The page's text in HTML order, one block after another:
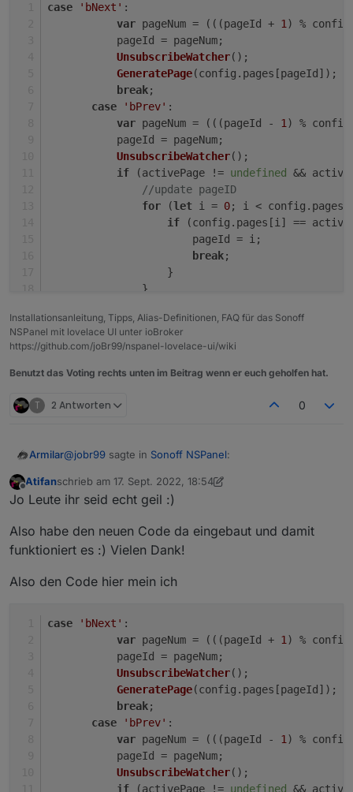
case 'bNext' :
var pageNum = (((pageId + 1 ) %
           pageId = pageNum;
UnsubscribeWatcher();
GeneratePage(config. pages [pageId]);
break;
case
'bPrev' :
var pageNum = (((pageId - 1 ) %
           pageId = pageNum;
UnsubscribeWatcher();
if (activePage != undefined
&&
//update pageID
for (let i = 0; i < config. pages
if (config. pages [i] ==
                       pageId = i;
break;
                   }
               }
           }
else {
           }
Installationsanleitung, Tipps, Alias-Definitionen, FAQ für das Sonoff
NSPanel mit lovelace UI unter ioBroker
https://github.com/joBr99/nspanel-lovelace-ui/wiki
Benutzt das Voting rechts unten im Beitrag wenn er euch geholfen hat.
T 2 Antworten 0
Armilar@jobr99 sagte in Sonoff NSPanel:
@armilar
5 Seiten insgesammt; aktuelle Seite ist 0
Ergebnis ist 1, sollte aber 4 sein.
Math.abs(-1%5)
(((0 - 1) % 5) + 5) % 5
Wie auch immer ;-)
soll es mal so einbauen und testen. Ist ja auch
schick so...
case 'bNext':
           pageId = pageNum;
           GeneratePage(config.pages[pageId]);
           break;
       case 'bPrev':
var pageNum = (((pageId - 1) %
           pageId = pageNum;
           UnsubscribeWatcher();
if (activePage != undefined &&
               //update pageID
for (let i = 0; i <
if (config.pages[i] ==
                       pageId = i;
                       break;
Offline
Atifanschrieb am 17. Sept. 2022, 18:54
zuletzt editiert von Atifan
Jo Leute ihr seid echt geil :)
Also habe den neuen Code da eingebaut und damit
funktioniert es :) Vielen Dank!
Also den Code hier mein ich
case 'bNext' :
var pageNum = (((pageId + 1 ) %
           pageId = pageNum;
UnsubscribeWatcher();
GeneratePage(config. pages [pageId]);
break;
case
'bPrev' :
var pageNum = (((pageId - 1 ) %
           pageId = pageNum;
UnsubscribeWatcher();
if (activePage != undefined &&